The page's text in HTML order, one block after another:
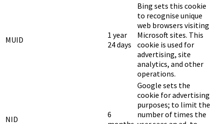
MUID
1 year
24 days
Bing sets this cookie
to recognise unique
web browsers visiting
Microsoft sites. This
cookie is used for
advertising, site
analytics, and other
operations.
NID
6
Google sets the
cookie for advertising
purposes; to limit the
number of times the